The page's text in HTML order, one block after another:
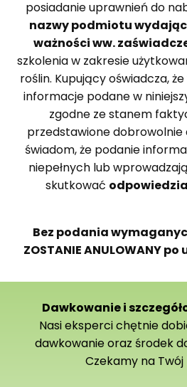
posiadanie uprawnień do
nazwy podmiotu
ważności ww.
szkolenia w zakresie
roślin. Kupujący oświadcza,
informacje podane w
zgodne ze stanem
przedstawione dobrowolnie
świadom, że podanie
niepełnych lub
skutkować
Bez podania
ZOSTANIE ANULOWANY
Dawkowanie i
Nasi eksperci chętnie
dawkowanie oraz środek
Czekamy na